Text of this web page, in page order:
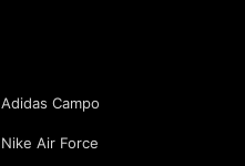
Adidas Campo
Nike Air Force